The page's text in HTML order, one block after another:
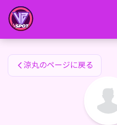
涼丸のファンアイテム
涼丸のページに戻る
涼丸のファンアイテム — 24karat